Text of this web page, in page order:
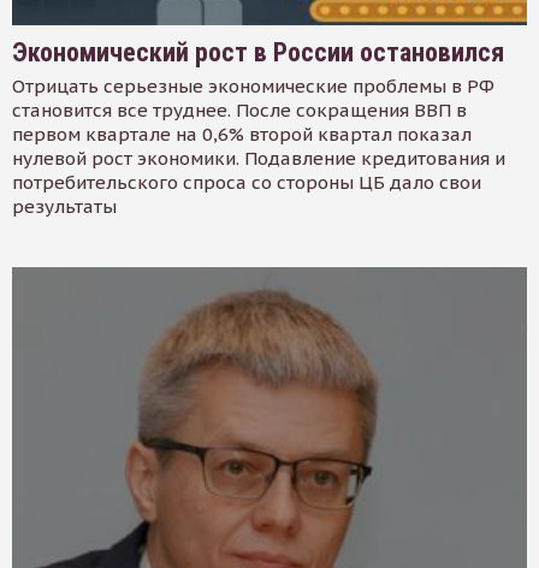
Экономический рост в России остановился
Отрицать серьезные экономические проблемы в РФ
становится все труднее. После сокращения ВВП в
первом квартале на 0,6% второй квартал показал
нулевой рост экономики. Подавление кредитования и
потребительского спроса со стороны ЦБ дало свои
результаты